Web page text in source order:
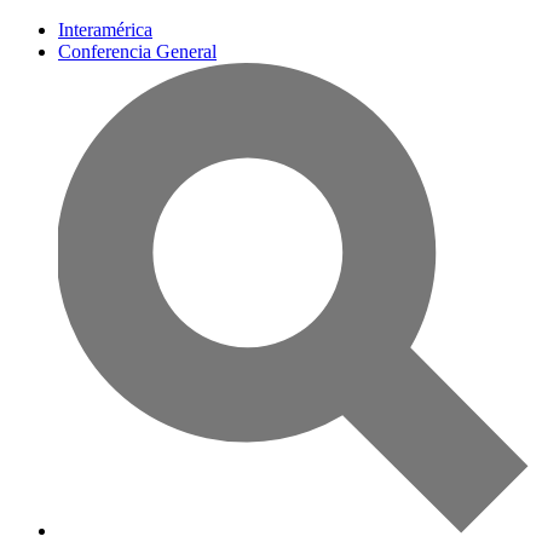
Interamérica
Conferencia General